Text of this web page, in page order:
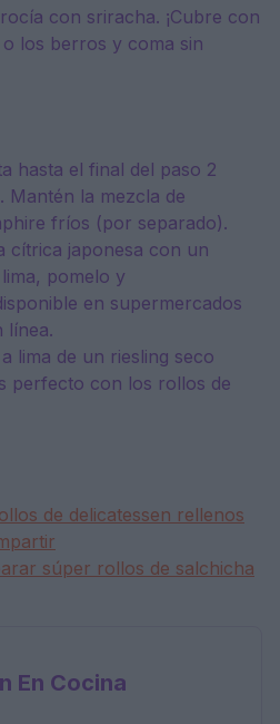
con sriracha. ¡Cubre con
los berros y coma sin
hasta el final del paso 2
Mantén la mezcla de
fríos (por separado).
cítrica japonesa con un
pomelo y
en supermercados
línea.
lima de un riesling seco
perfecto con los rollos de
de delicatessen rellenos
súper rollos de salchicha
En Cocina